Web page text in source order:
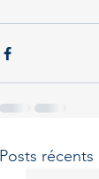
Posts récents